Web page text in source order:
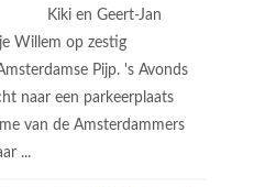
Kiki en Geert-Jan
Willem op zestig
Pijp. 's Avonds
naar een parkeerplaats
van de Amsterdammers
...